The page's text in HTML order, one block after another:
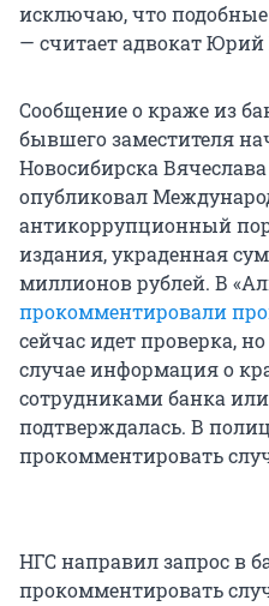
исключаю, что
— считает адвокат Юрий
Сообщение о краже из
бывшего заместителя
Новосибирска
опубликовал
антикоррупционный
издания, украденная
миллионов рублей. В
прокомментировали
сейчас идет проверка,
случае информация о
сотрудниками банка
подтверждалась. В
прокомментировать
НГС направил запрос в
прокомментировать